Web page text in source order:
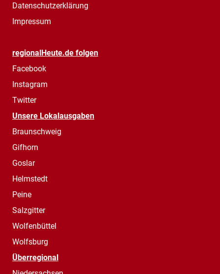
Datenschutzerklärung
Impressum
regionalHeute.de folgen
Facebook
Instagram
Twitter
Unsere Lokalausgaben
Braunschweig
Gifhorn
Goslar
Helmstedt
Peine
Salzgitter
Wolfenbüttel
Wolfsburg
Überregional